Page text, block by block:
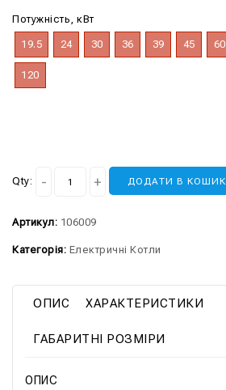
Потужність, кВт
19.5 24 30 36 39 45 60
120
Qty: ДОДАТИ В КОШИК
Артикул: 106009
Категорія: Електричні Котли
ОПИС ХАРАКТЕРИСТИКИ
ГАБАРИТНІ РОЗМІРИ
ОПИС